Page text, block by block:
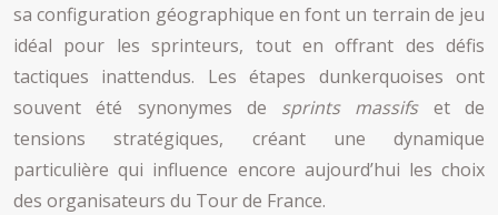
sa configuration géographique en font un terrain de jeu
idéal pour les sprinteurs, tout en offrant des défis
tactiques inattendus. Les étapes dunkerquoises ont
souvent été synonymes de sprints massifs et de
tensions stratégiques, créant une dynamique
particulière qui influence encore aujourd’hui les choix
des organisateurs du Tour de France.